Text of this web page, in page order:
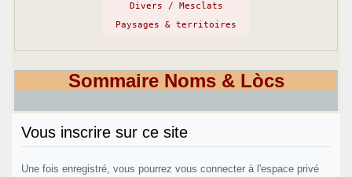
Divers / Mesclats
Paysages & territoires
Sommaire Noms & Lòcs
Vous inscrire sur ce site
Une fois enregistré, vous pourrez vous connecter à l'espace privé